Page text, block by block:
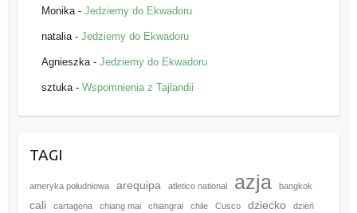
Monika- Jedziemy do Ekwadoru
natalia- Jedziemy do Ekwadoru
Agnieszka- Jedziemy do Ekwadoru
sztuka- Wspomnienia z Tajlandii
TAGI
ameryka południowa arequipa atletico national azja bangkok
cali cartagena chiang mai chiangrai chile Cusco dziecko dzień